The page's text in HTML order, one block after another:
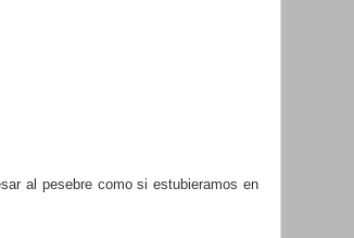
al pesebre como si estubieramos en